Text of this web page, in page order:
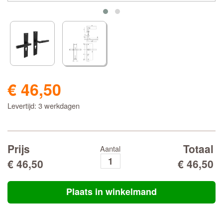
€ 46,50
Levertijd: 3 werkdagen
Prijs
€ 46,50
Aantal
Totaal
€ 46,50
Plaats in winkelmand